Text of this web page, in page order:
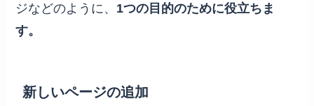
ジなどのように、 1つの目的のために役立ちま
す。
新しいページの追加